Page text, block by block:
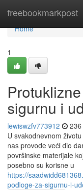
freebookmarkpost
Home
Home
1
sigurnu i
lewiswzfv773912
U svakodnevnom
nas provode veći dio
površinske materijale
posebno su korisne u
https://
podloge-za-sigurnu-i-